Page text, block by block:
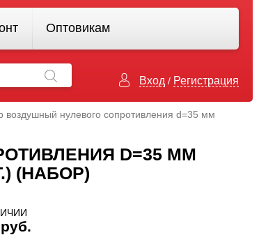
Оптовикам
Вход / Регистрация
воздушный нулевого сопротивления d=35 мм
D=35 ММ
(НАБОР)